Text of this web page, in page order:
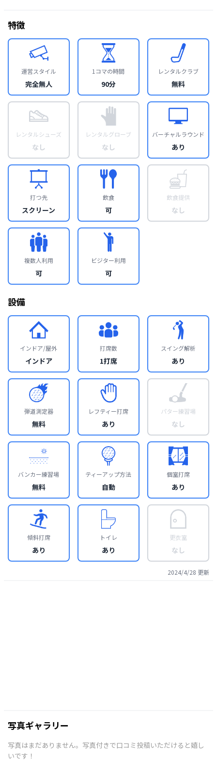
特徴
運営スタイル
完全無人
1コマの時間
90分
レンタルクラブ
無料
レンタルシューズ
なし
レンタルグローブ
なし
バーチャルラウンド
あり
打つ先
スクリーン
飲食
可
飲食提供
なし
複数人利用
可
ビジター利用
可
設備
インドア/屋外
インドア
打席数
1打席
スイング解析
あり
弾道測定器
無料
レフティー打席
あり
パター練習場
なし
バンカー練習場
無料
ティーアップ方法
自動
個室打席
あり
傾斜打席
あり
トイレ
あり
更衣室
なし
2024/4/28 更新
写真ギャラリー
写真はまだありません。写真付きで口コミ投稿いただけると嬉し
いです！